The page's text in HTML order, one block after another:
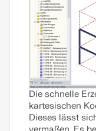
Die schnelle
kartesischen
Dieses lässt